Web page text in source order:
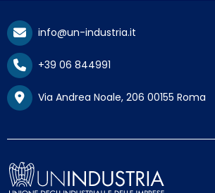
info@un-industria.it
+39 06 844991
Via Andrea Noale, 206 00155 Roma